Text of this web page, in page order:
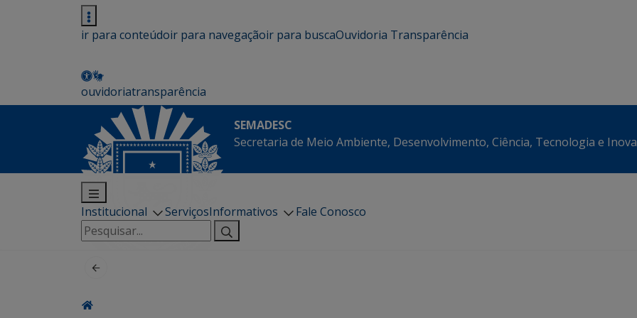
ir para conteúdoir para navegaçãoir para buscaOuvidoria Transparência
ouvidoriatransparência
SEMADESC
Secretaria de Meio Ambiente, Desenvolvimento, Ciência, Tecnologia e
Institucional ServiçosInformativos
Fale Conosco
Pesquisar
por: